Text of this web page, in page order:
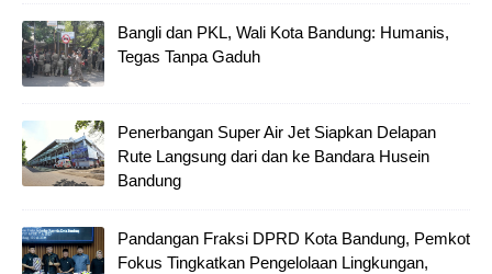
Bangli dan PKL, Wali Kota Bandung: Humanis,
Tegas Tanpa Gaduh
Penerbangan Super Air Jet Siapkan Delapan
Rute Langsung dari dan ke Bandara Husein
Bandung
Pandangan Fraksi DPRD Kota Bandung, Pemkot
Fokus Tingkatkan Pengelolaan Lingkungan,